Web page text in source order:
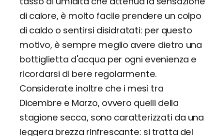
di calore, è molto facile prendere un colpo
di caldo o sentirsi disidratati: per questo
motivo, è sempre meglio avere dietro una
bottiglietta d'acqua per ogni evenienza e
ricordarsi di bere regolarmente.
Considerate inoltre che i mesi tra
Dicembre e Marzo, ovvero quelli della
stagione secca, sono caratterizzati da una
leggera brezza rinfrescante: si tratta del